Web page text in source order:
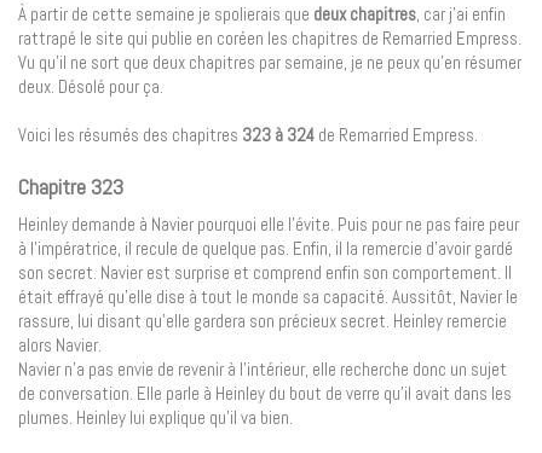
À partir de cette semaine je spolierais que deux chapitres , car j’ai enfin
rattrapé le site qui publie en coréen les chapitres de Remarried Empress.
Vu qu’il ne sort que deux chapitres par semaine, je ne peux qu’en résumer
deux. Désolé pour ça.
Voici les résumés des chapitres 323 à 324 de Remarried Empress.
Chapitre 323
Heinley demande à Navier pourquoi elle l’évite. Puis pour ne pas faire peur
à l’impératrice, il recule de quelque pas. Enfin, il la remercie d’avoir gardé
son secret. Navier est surprise et comprend enfin son comportement. Il
était effrayé qu’elle dise à tout le monde sa capacité. Aussitôt, Navier le
rassure, lui disant qu’elle gardera son précieux secret. Heinley remercie
alors Navier.
Navier n’a pas envie de revenir à l’intérieur, elle recherche donc un sujet
de conversation. Elle parle à Heinley du bout de verre qu’il avait dans les
plumes. Heinley lui explique qu’il va bien.